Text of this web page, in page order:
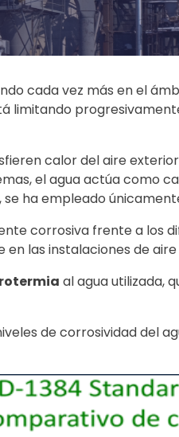
cada vez más en el
limitando
calor del aire
el agua actúa
ha empleado
corrosiva frente a los
las instalaciones de aire
al agua utilizada,
de corrosividad del